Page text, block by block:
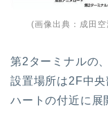
(画像出典： 成田
第2ターミナルの
設置場所は2F中
ハートの付近に展